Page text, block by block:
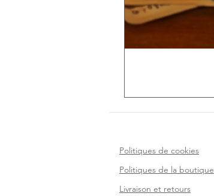
Politiques de cookies
Politiques de la boutique
Livraison et retours